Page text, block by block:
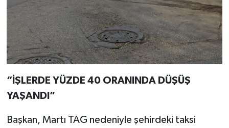
“İŞLERDE YÜZDE 40 ORANINDA DÜŞÜŞ
YAŞANDI”
Başkan, Martı TAG nedeniyle şehirdeki taksi